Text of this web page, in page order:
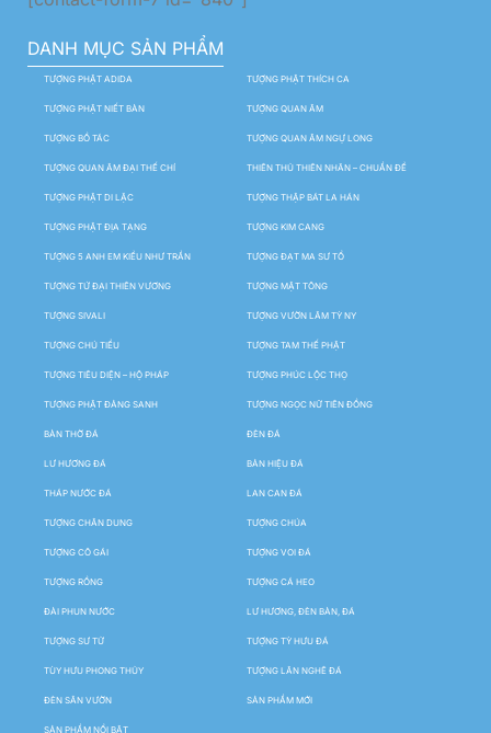
DANH MỤC SẢN PHẨM
TƯỢNG PHẬT ADIDA TƯỢNG PHẬT THÍCH CA
TƯỢNG PHẬT NIẾT BÀN TƯỢNG QUAN ÂM
TƯỢNG BỒ TÁC TƯỢNG QUAN ÂM NGỰ LONG
TƯỢNG QUAN ÂM ĐẠI THẾ CHÍ THIÊN THỦ THIÊN NHÃN – CHUẨN ĐỀ
TƯỢNG PHẬT DI LẶC TƯỢNG THẬP BÁT LA HÁN
TƯỢNG PHẬT ĐỊA TẠNG TƯỢNG KIM CANG
TƯỢNG 5 ANH EM KIỀU NHƯ TRẦN TƯỢNG ĐẠT MA SƯ TỔ
TƯỢNG TỨ ĐẠI THIÊN VƯƠNG TƯỢNG MẬT TÔNG
TƯỢNG SIVALI TƯỢNG VƯỜN LÂM TỲ NY
TƯỢNG CHÚ TIỂU TƯỢNG TAM THẾ PHẬT
TƯỢNG TIÊU DIỆN – HỘ PHÁP TƯỢNG PHÚC LỘC THỌ
TƯỢNG PHẬT ĐẢNG SANH TƯỢNG NGỌC NỮ TIÊN ĐỒNG
BÀN THỜ ĐÁ ĐÈN ĐÁ
LƯ HƯƠNG ĐÁ BẢN HIỆU ĐÁ
THÁP NƯỚC ĐÁ LAN CAN ĐÁ
TƯỢNG CHÂN DUNG TƯỢNG CHÚA
TƯỢNG CÔ GÁI TƯỢNG VOI ĐÁ
TƯỢNG RỒNG TƯỢNG CÁ HEO
ĐÀI PHUN NƯỚC LƯ HƯƠNG, ĐÈN BÀN, ĐÁ
TƯỢNG SƯ TỬ TƯỢNG TỲ HƯU ĐÁ
TÙY HƯU PHONG THỦY TƯỢNG LÂN NGHÊ ĐÁ
ĐÈN SÂN VƯỜN SẢN PHẨM MỚI
SẢN PHẨM NỔI BẬT